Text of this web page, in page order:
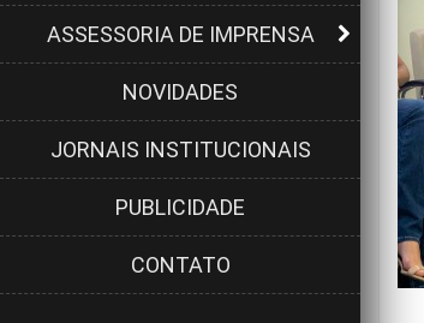
ASSESSORIA DE IMPRENSA
NOVIDADES
JORNAIS INSTITUCIONAIS
PUBLICIDADE
CONTATO